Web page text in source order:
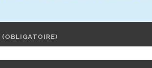
(OBLIGATOIRE)